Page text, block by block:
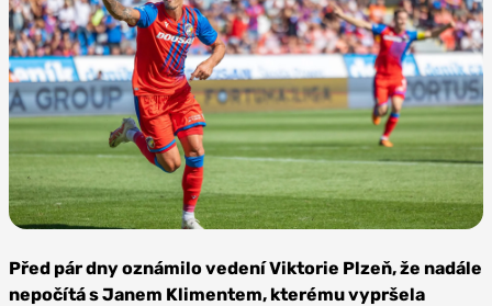
Viktoria Plzeň
Před pár dny oznámilo vedení Viktorie Plzeň, že nadále
nepočítá s Janem Klimentem, kterému vypršela